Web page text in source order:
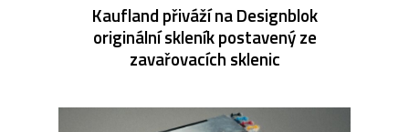
Kaufland přiváží na Designblok
originální skleník postavený ze
zavařovacích sklenic